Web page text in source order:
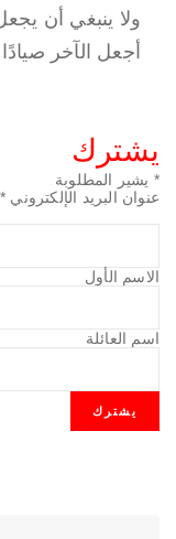
ولا ينبغي أن
أجعل الآخر
يشترك
* يشير المطلوبة
عنوان البريد الإلكتروني *
الاسم الأول
اسم العائلة